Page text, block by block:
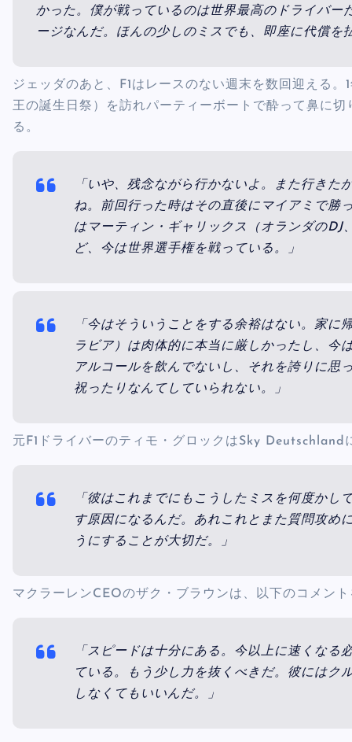
かった。僕が戦っているのは世界最高のドライバ
ージなんだ。ほんの少しのミスでも、即座に代償を
ジェッダのあと、F1はレースのない週末を数回迎える
王の誕生日祭）を訪れパーティーボートで酔って鼻に
る。
「いや、残念ながら行かないよ。また行き
ね。前回行った時はその直後にマイアミで勝
はマーティン・ギャリックス（オランダの
ど、今は世界選手権を戦っている。」
「今はそういうことをする余裕はない。家
ラビア）は肉体的に本当に厳しかったし、今
アルコールを飲んでないし、それを誇りに思
祝ったりなんてしていられない。」
元F1ドライバーのティモ・グロックはSky
「彼はこれまでにもこうしたミスを何度か
す原因になるんだ。あれこれとまた質問攻め
うにすることが大切だ。」
マクラーレンCEOのザク・ブラウンは、以下のコメン
「スピードは十分にある。今以上に速くな
ている。もう少し力を抜くべきだ。彼にはク
しなくてもいいんだ。」